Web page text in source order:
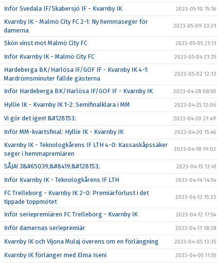
Inför Svedala IF/Skabersjö IF - Kvarnby IK 2023-05-10 15:16
Kvarnby IK - Malmö City FC 2-1: Ny hemmaseger för
damerna
2023-05-09 23:21
Skön vinst mot Malmö City FC 2023-05-05 21:11
Inför Kvarnby IK - Malmö City FC 2023-05-04 21:25
Hardeberga BK/Harlösa IF/GOF IF - Kvarnby IK 4-1:
Mardrömsminuter fällde gästerna
2023-05-02 12:13
Inför Hardeberga BK/Harlösa IF/GOF IF - Kvarnby IK 2023-04-28 08:50
Hyllie IK - Kvarnby IK 1-2: Semifinalklara i MM 2023-04-25 12:06
Vi gör det igen! &#128153; 2023-04-20 21:49
Inför MM-kvartsfinal: Hyllie IK - Kvarnby IK 2023-04-20 15:46
Kvarnby IK - Teknologkårens IF LTH 4-0: Kassaskåpssäker
seger i hemmapremiären
2023-04-18 19:02
SÅJA! 3&#65039;&#8419;&#128153; 2023-04-15 13:41
Inför Kvarnby IK - Teknologkårens IF LTH 2023-04-14 14:54
FC Trelleborg - Kvarnby IK 2-0: Premiärförlust i det
tippade toppmötet
2023-04-13 15:33
Inför seriepremiären FC Trelleborg - Kvarnby IK 2023-04-12 17:54
Inför damernas seriepremiär 2023-04-11 18:28
Kvarnby IK och Vijona Mulaj överens om en förlängning 2023-04-05 13:35
Kvarnby IK förlänger med Elma Iseni 2023-04-05 11:55